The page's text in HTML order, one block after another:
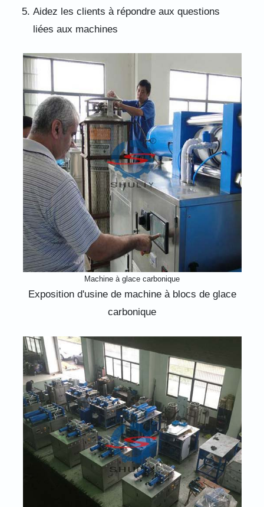
Aidez les clients à répondre aux questions
liées aux machines
Machine à glace carbonique
Exposition d'usine de machine à blocs de glace
carbonique